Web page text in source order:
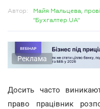
Автор:
Майя Мальцева,
"Бухгалтер.UA"
Реклама
Досить часто
право працівник